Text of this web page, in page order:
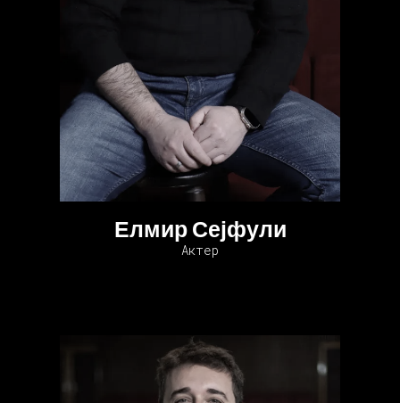
Елмир Сејфули
Актер